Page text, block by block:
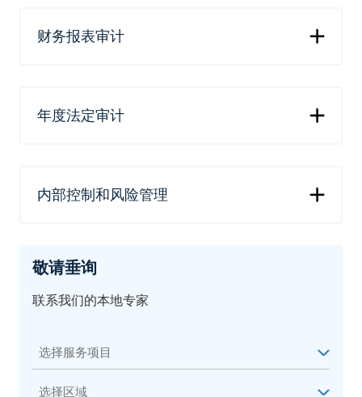
财务报表审计
年度法定审计
内部控制和风险管理
敬请垂询
联系我们的本地专家